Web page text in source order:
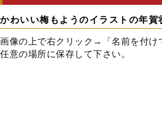
かわいい梅もようのイラストの年賀
画像の上で右クリック→「名前を付け
任意の場所に保存して下さい。